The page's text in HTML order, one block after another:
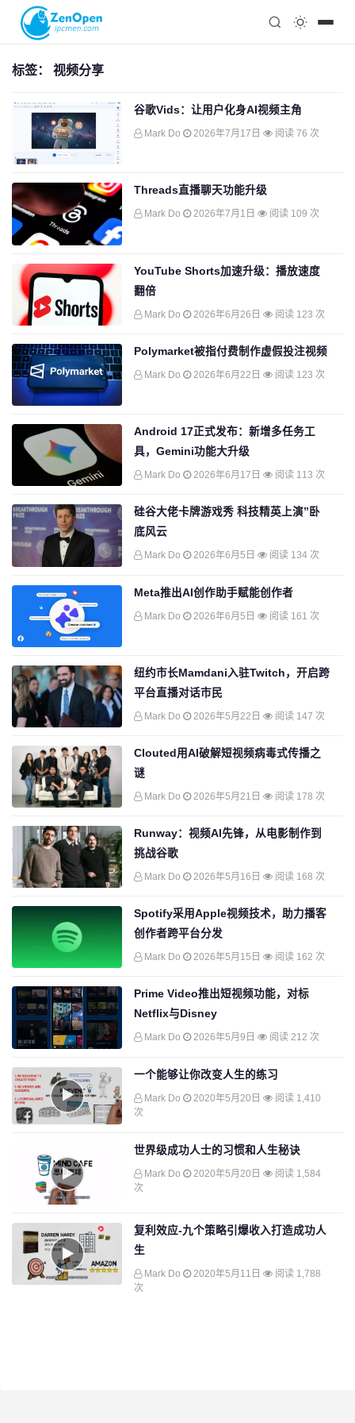
科技
注册
标签： 视频分享
谷歌Vids：让用户化身AI视频主角
Mark Do 2026年7月17日 阅读 76 次
Threads直播聊天功能升级
Mark Do 2026年7月1日 阅读 109 次
YouTube Shorts加速升级：播放速度
翻倍
Mark Do 2026年6月26日 阅读 123 次
Polymarket被指付费制作虚假投注视频
Mark Do 2026年6月22日 阅读 123 次
Android 17正式发布：新增多任务工
具，Gemini功能大升级
Mark Do 2026年6月17日 阅读 113 次
硅谷大佬卡牌游戏秀 科技精英上演”卧
底风云
Mark Do 2026年6月5日 阅读 134 次
Meta推出AI创作助手赋能创作者
Mark Do 2026年6月5日 阅读 161 次
纽约市长Mamdani入驻Twitch，开启跨
平台直播对话市民
Mark Do 2026年5月22日 阅读 147 次
Clouted用AI破解短视频病毒式传播之
谜
Mark Do 2026年5月21日 阅读 178 次
Runway：视频AI先锋，从电影制作到
挑战谷歌
Mark Do 2026年5月16日 阅读 168 次
Spotify采用Apple视频技术，助力播客
创作者跨平台分发
Mark Do 2026年5月15日 阅读 162 次
Prime Video推出短视频功能，对标
Netflix与Disney
Mark Do 2026年5月9日 阅读 212 次
一个能够让你改变人生的练习
Mark Do 2020年5月20日
阅读 1,410
次
世界级成功人士的习惯和人生秘诀
Mark Do 2020年5月20日
阅读 1,584
次
复利效应-九个策略引爆收入打造成功人
生
Mark Do 2020年5月11日
阅读 1,788
次